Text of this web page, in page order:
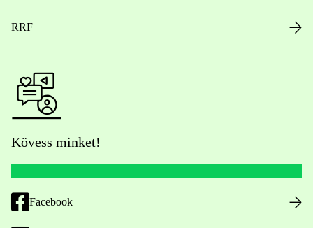
RRF
Kövess minket!
Facebook